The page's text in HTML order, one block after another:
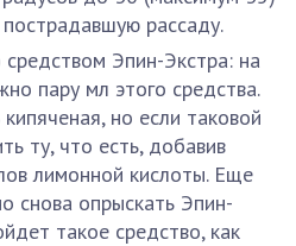
рассаду.
Эпин-Экстра: на
пару мл этого средства.
но если таковой
ту, что есть, добавив
лимонной кислоты. Еще
снова опрыскать Эпин-
такое средство, как